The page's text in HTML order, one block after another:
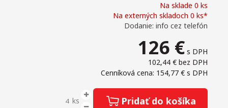
Na sklade 0 ks
Na externých skladoch 0 ks*
Dodanie: info cez telefón
126 € s DPH
102,44 € bez DPH
Cenníková cena: 154,77 € s DPH
ks Pridať do košíka